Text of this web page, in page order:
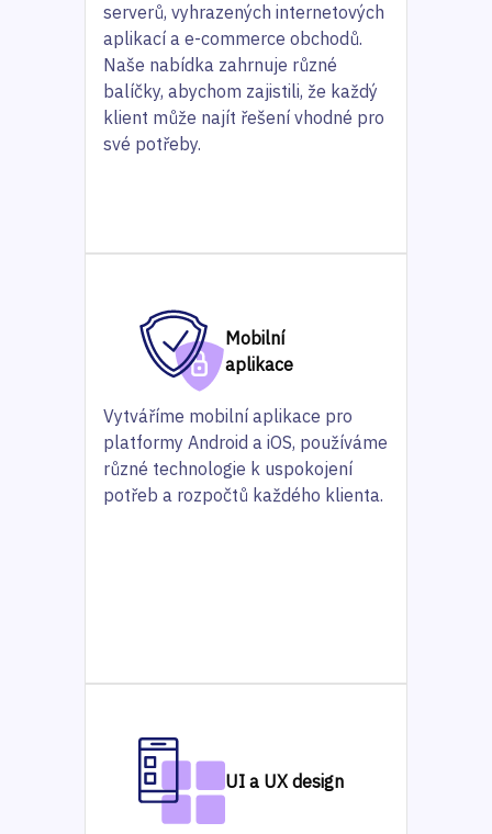
serverů, vyhrazených internetových
aplikací a e-commerce obchodů.
Naše nabídka zahrnuje různé
balíčky, abychom zajistili, že každý
klient může najít řešení vhodné pro
své potřeby.
Mobilní
aplikace
Vytváříme mobilní aplikace pro
platformy Android a iOS, používáme
různé technologie k uspokojení
potřeb a rozpočtů každého klienta.
UI a UX design